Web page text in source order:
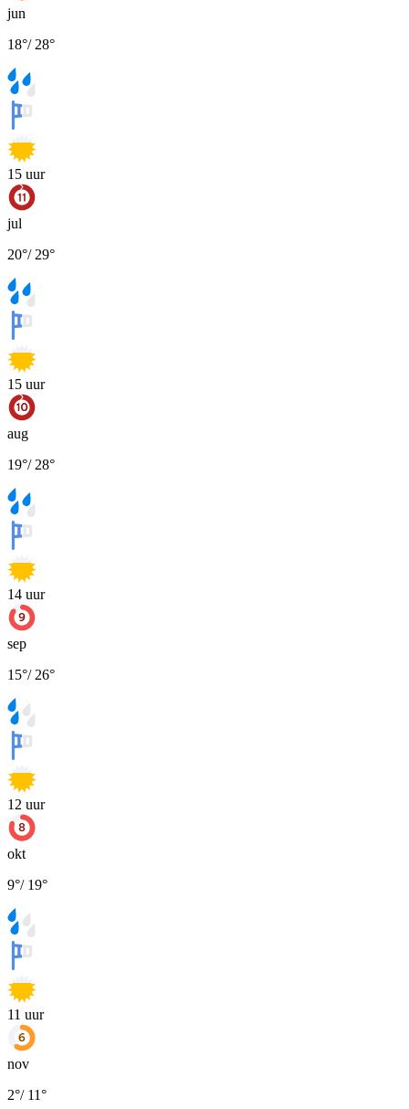
jun
18°/ 28°
15 uur
jul
20°/ 29°
15 uur
aug
19°/ 28°
14 uur
sep
15°/ 26°
12 uur
okt
9°/ 19°
11 uur
nov
2°/ 11°